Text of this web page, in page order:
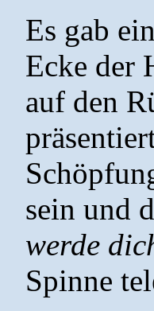
Es gab
Ecke der
auf den
sein und
werde
Spinne